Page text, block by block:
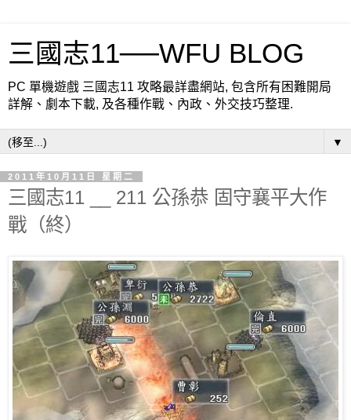
三國志11──WFU BLOG
PC 單機遊戲 三國志11 攻略最詳盡網站, 包含所有困難開局
詳解、劇本下載, 及各種作戰、內政、外交技巧整理.
▼
2011年10月11日 星期二
三國志11 __ 211 公孫恭 固守襄平大作
戰（終）